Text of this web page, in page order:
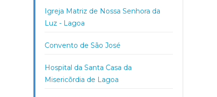
Igreja Matriz de Nossa Senhora da
Luz - Lagoa
Convento de São José
Hospital da Santa Casa da
Misericõrdia de Lagoa